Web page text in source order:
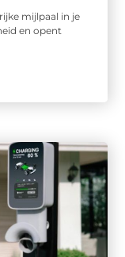
mijlpaal in je
en opent